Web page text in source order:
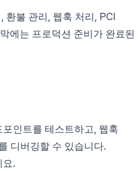
환불 관리, 웹훅 처리, PCI
에는 프로덕션 준비가 완료된
인트를 테스트하고, 웹훅
디버깅할 수 있습니다.
요.